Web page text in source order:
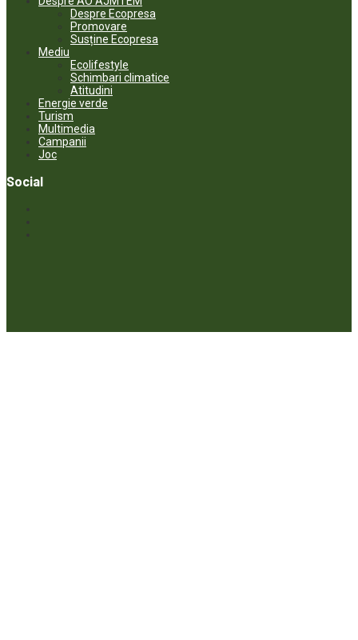
Despre Ecopresa
Promovare
Susține Ecopresa
Mediu
Ecolifestyle
Schimbari climatice
Atitudini
Energie verde
Turism
Multimedia
Campanii
Joc
Social